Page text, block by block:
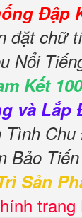
Đập
đặt chữ
Nổi
Kết
và Lắp
Tình
Bảo
Sản
trang